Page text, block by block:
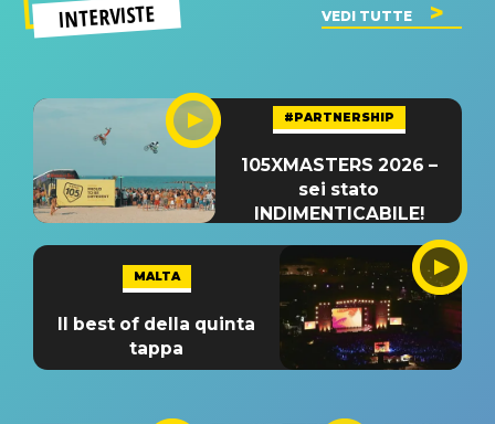
INTERVISTE VEDI TUTTE
#PARTNERSHIP
105XMASTERS 2026 –
sei stato
INDIMENTICABILE!
MALTA
Il best of della quinta
tappa